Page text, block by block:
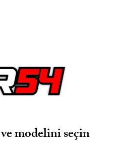
modelini seçin